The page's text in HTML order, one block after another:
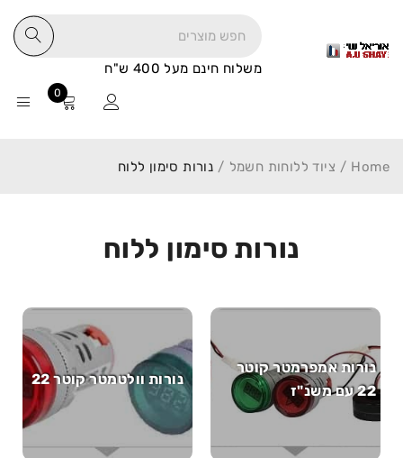
משלוח חינם מעל 400 ש"ח
0
נורות סימון ללוח
Home
/ ציוד ללוחות חשמל / נורות סימון ללוח
נורות אמפרמטר קוטר
22 עם משנ"ז
נורות וולטמטר קוטר 22